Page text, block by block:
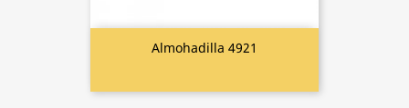
Almohadilla 4921